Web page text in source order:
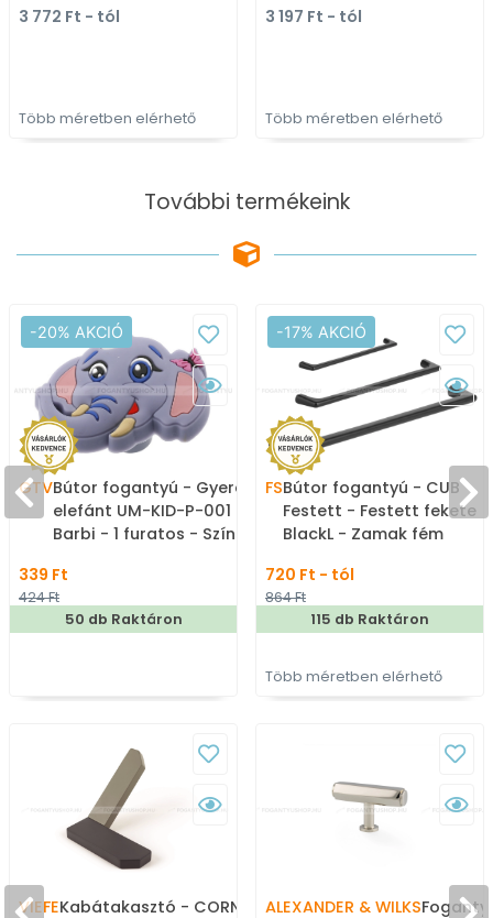
3 772 Ft - tól
Több méretben elérhető
3 197 Ft - tól
Több méretben elérhető
További termékeink
-20% AKCIÓ
GTVBútor fogantyú - Gyerek
elefánt UM-KID-P-001
Barbi - 1 furatos - Színes
állatos gyerekbútor
fogantyú
339 Ft
424 Ft
50 db Raktáron
-17% AKCIÓ
FSBútor fogantyú - CUB
Festett - Festett fekete
BlackL - Zamak fém
gyártott színes fém
bútorfogantyú
720 Ft - tól
864 Ft
115 db Raktáron
Több méretben elérhető
VIEFEKabátakasztó - CORNER
ALEXANDER & WILKS